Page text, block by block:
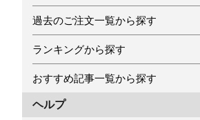
過去のご注文一覧から探す
ランキングから探す
おすすめ記事一覧から探す
ヘルプ